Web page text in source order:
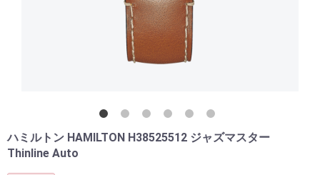
ハミルトン HAMILTON H38525512 ジャズマスター
Thinline Auto